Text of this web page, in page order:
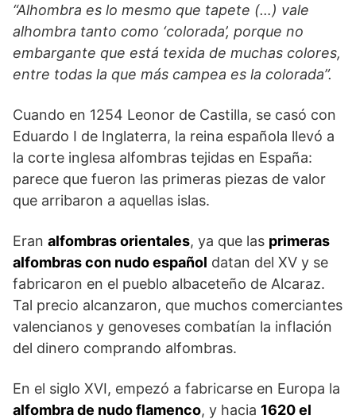
“Alhombra es lo mesmo que tapete (…) vale
alhombra tanto como ‘colorada’, porque no
embargante que está texida de muchas colores,
entre todas la que más campea es la colorada”.
Cuando en 1254 Leonor de Castilla, se casó con
Eduardo I de Inglaterra, la reina española llevó a
la corte inglesa alfombras tejidas en España:
parece que fueron las primeras piezas de valor
que arribaron a aquellas islas.
Eran alfombras orientales, ya que las primeras
alfombras con nudo español datan del XV y se
fabricaron en el pueblo albaceteño de Alcaraz.
Tal precio alcanzaron, que muchos comerciantes
valencianos y genoveses combatían la inflación
del dinero comprando alfombras.
En el siglo XVI, empezó a fabricarse en Europa la
alfombra de nudo flamenco, y hacia 1620 el